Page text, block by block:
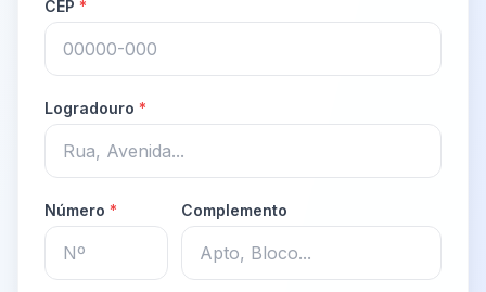
CEP *
Logradouro *
Número * Complemento